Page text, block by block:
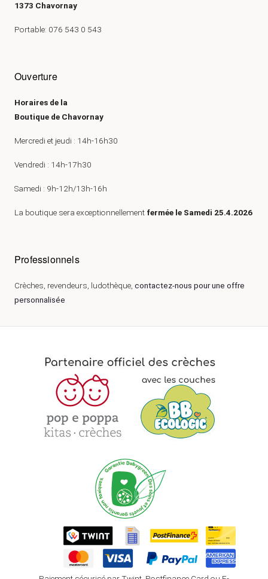
1373 Chavornay
Portable: 076 543 0 543
Ouverture
Horaires de la
Boutique de Chavornay
Mercredi et jeudi : 14h-16h30
Vendredi : 14h-17h30
Samedi : 9h-12h/13h-16h
La boutique sera exceptionnellement fermée le Samedi 25.4.2026
Professionnels
Crèches, revendeurs, ludothèque, contactez-nous pour une offre
personnalisée